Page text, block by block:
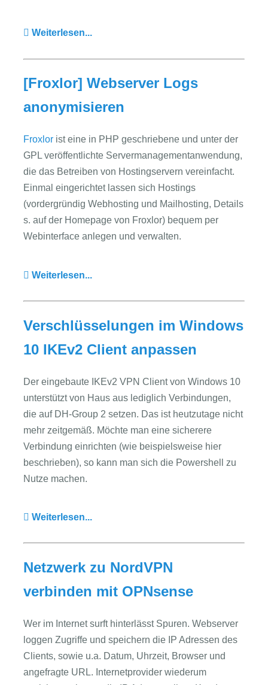
Weiterlesen...
[Froxlor] Webserver Logs
anonymisieren
Froxlor ist eine in PHP geschriebene und unter der
GPL veröffentlichte Servermanagementanwendung,
die das Betreiben von Hostingservern vereinfacht.
Einmal eingerichtet lassen sich Hostings
(vordergründig Webhosting und Mailhosting, Details
s. auf der Homepage von Froxlor) bequem per
Webinterface anlegen und verwalten.
Weiterlesen...
Verschlüsselungen im Windows
10 IKEv2 Client anpassen
Der eingebaute IKEv2 VPN Client von Windows 10
unterstützt von Haus aus lediglich Verbindungen,
die auf DH-Group 2 setzen. Das ist heutzutage nicht
mehr zeitgemäß. Möchte man eine sicherere
Verbindung einrichten (wie beispielsweise hier
beschrieben), so kann man sich die Powershell zu
Nutze machen.
Weiterlesen...
Netzwerk zu NordVPN
verbinden mit OPNsense
Wer im Internet surft hinterlässt Spuren. Webserver
loggen Zugriffe und speichern die IP Adressen des
Clients, sowie u.a. Datum, Uhrzeit, Browser und
angefragte URL. Internetprovider wiederum